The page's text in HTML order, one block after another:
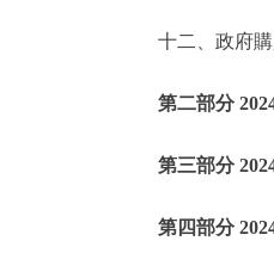
綠色
十二、政府購
第二部分
第三部分 2024
第四部分 2024